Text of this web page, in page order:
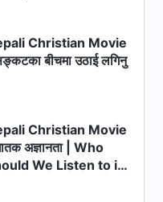
Christian Movie
बीचमा उठाई लगिनु
Christian Movie
अज्ञानता | Who
We Listen to in